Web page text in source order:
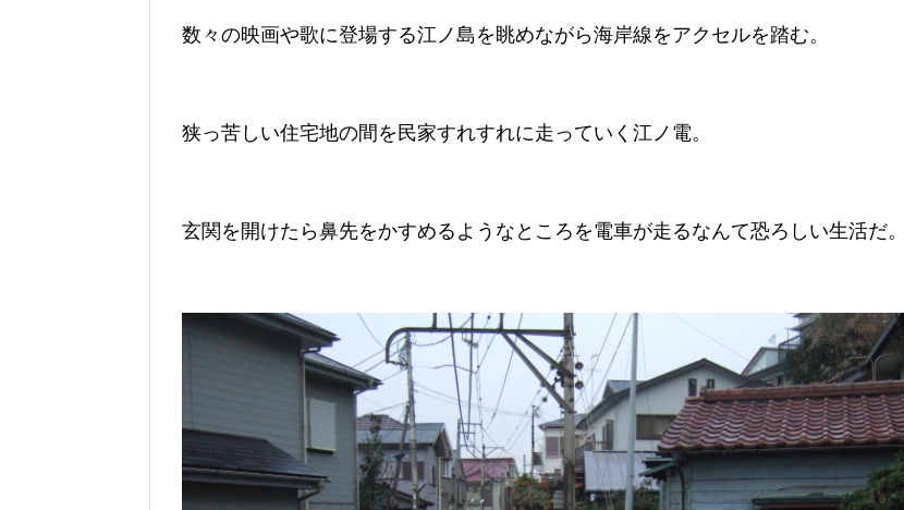
数々の映画や歌に登場する江ノ島を眺めながら海岸線をアクセルを踏む。
狭っ苦しい住宅地の間を民家すれすれに走っていく江ノ電。
玄関を開けたら鼻先をかすめるようなところを電車が走るなんて恐ろしい生活だ。